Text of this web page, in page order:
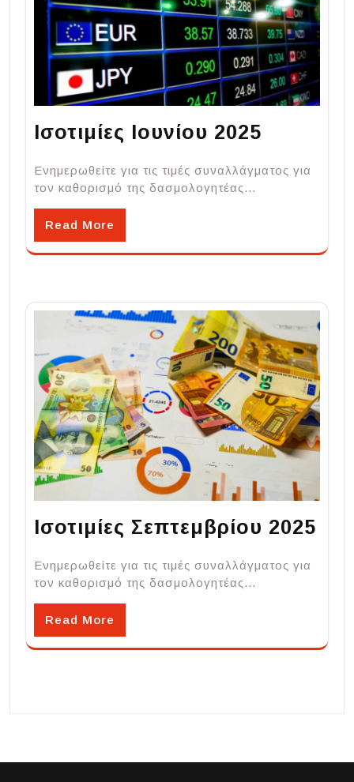
Ισοτιμίες Ιουνίου 2025
Ενημερωθείτε για τις τιμές συναλλάγματος για
τον καθορισμό της δασμολογητέας…
Read More
Ισοτιμίες Σεπτεμβρίου 2025
Ενημερωθείτε για τις τιμές συναλλάγματος για
τον καθορισμό της δασμολογητέας…
Read More